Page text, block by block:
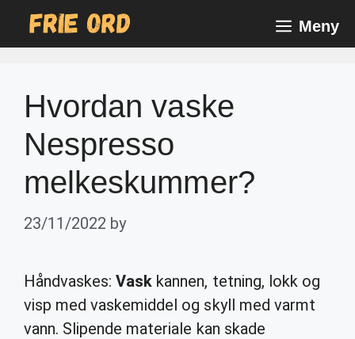
Meny
Hvordan vaske
Nespresso
melkeskummer?
23/11/2022 by
Håndvaskes:Vask kannen, tetning, lokk og
visp med vaskemiddel og skyll med varmt
vann. Slipende materiale kan skade